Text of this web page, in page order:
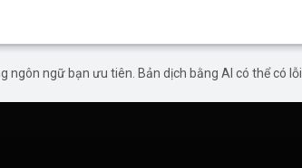
ngôn ngữ bạn ưu tiên. Bản dịch bằng AI có thể có lỗi.